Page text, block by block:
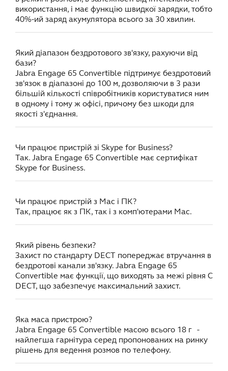
використання, і має функцію швидкої зарядки, тобто
40%-ий заряд акумулятора всього за 30 хвилин.
Який діапазон бездротового зв'язку, рахуючи від
бази?
Jabra Engage 65 Convertible підтримує бездротовий
зв'язок в діапазоні до 100 м, дозволяючи в 3 рази
більшій кількості співробітників користуватися ним
в одному і тому ж офісі, причому без шкоди для
якості з'єднання.
Чи працює пристрій зі Skype for Business?
Так. Jabra Engage 65 Convertible має сертифікат
Skype for Business.
Чи працює пристрій з Mac і ПК?
Так, працює як з ПК, так і з комп'ютерами Mac.
Який рівень безпеки?
Захист по стандарту DECT попереджає втручання в
бездротові канали зв'язку. Jabra Engage 65
Convertible має функції, що виходять за межі рівня С
DECT, що забезпечує максимальний захист.
Яка маса пристрою?
Jabra Engage 65 Convertible масою всього 18 г -
найлегша гарнітура серед пропонованих на ринку
рішень для ведення розмов по телефону.